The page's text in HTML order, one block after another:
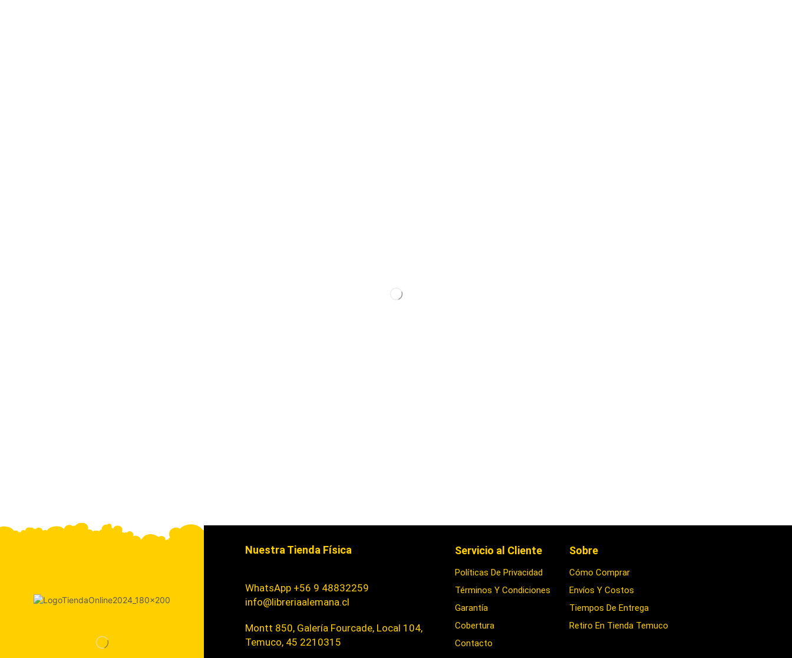
Nuestra Tienda Física
WhatsApp +56 9 48832259
info@libreriaalemana.cl
Montt 850, Galería Fourcade, Local 104,
Temuco, 45 2210315
Servicio al Cliente
Políticas De Privacidad
Términos Y Condiciones
Garantía
Cobertura
Contacto
Sobre
Cómo Comprar
Envíos Y Costos
Tiempos De Entrega
Retiro En Tienda Temuco